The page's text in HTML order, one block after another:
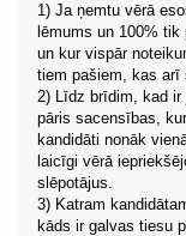
1) Ja ņemtu vērā
lēmums un 100%
un kur vispār
tiem pašiem, kas arī
2) Līdz brīdim, kad
pāris sacensības,
kandidāti nonāk
laicīgi vērā
slēpotājus.
3) Katram
kāds ir galvas tiesu